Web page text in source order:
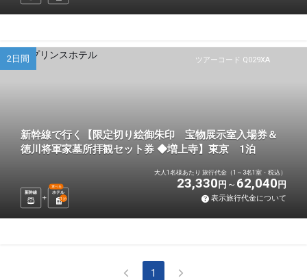
ツアーコード Q029XA
2日間
新幹線で行く【限定切り絵御朱印 宝物展示室入場券＆
徳川将軍家墓所拝観セット券 ◆増上寺】東京 1泊
新幹線 ホテル
選べる
1 泊
大人1名様あたり 旅行代金（1～3名1室・税込）
23,330 円 62,040 円
表示旅行代金について
1